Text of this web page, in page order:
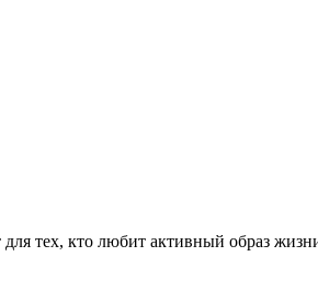
тех, кто любит активный образ